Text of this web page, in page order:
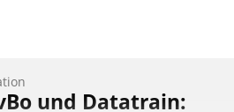
und Datatrain: